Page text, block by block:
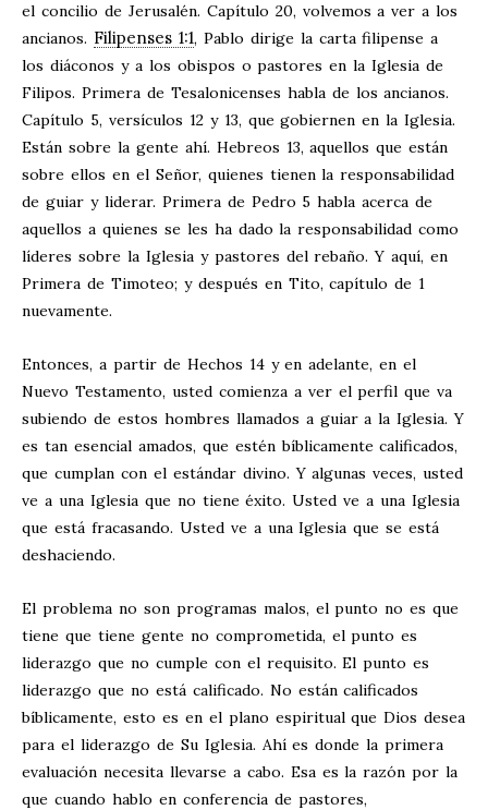
el concilio de Jerusalén. Capítulo 20, volvemos a ver a los
ancianos. Filipenses 1:1, Pablo dirige la carta filipense a
los diáconos y a los obispos o pastores en la Iglesia de
Filipos. Primera de Tesalonicenses habla de los ancianos.
Capítulo 5, versículos 12 y 13, que gobiernen en la Iglesia.
Están sobre la gente ahí. Hebreos 13, aquellos que están
sobre ellos en el Señor, quienes tienen la responsabilidad
de guiar y liderar. Primera de Pedro 5 habla acerca de
aquellos a quienes se les ha dado la responsabilidad como
líderes sobre la Iglesia y pastores del rebaño. Y aquí, en
Primera de Timoteo; y después en Tito, capítulo de 1
nuevamente.
Entonces, a partir de Hechos 14y en adelante, en el
Nuevo Testamento, usted comienza a ver el perfil que va
subiendo de estos hombres llamados a guiar a la Iglesia. Y
es tan esencial amados, que estén bíblicamente calificados,
que cumplan con el estándar divino. Y algunas veces, usted
ve a una Iglesia que no tiene éxito. Usted ve a una Iglesia
que está fracasando. Usted ve a una Iglesia que se está
deshaciendo.
El problema no son programas malos, el punto no es que
tiene que tiene gente no comprometida, el punto es
liderazgo que no cumple con el requisito. El punto es
liderazgo que no está calificado. No están calificados
bíblicamente, esto es en el plano espiritual que Dios desea
para el liderazgo de Su Iglesia. Ahí es donde la primera
evaluación necesita llevarse a cabo. Esa es la razón por la
que cuando hablo en conferencia de pastores,